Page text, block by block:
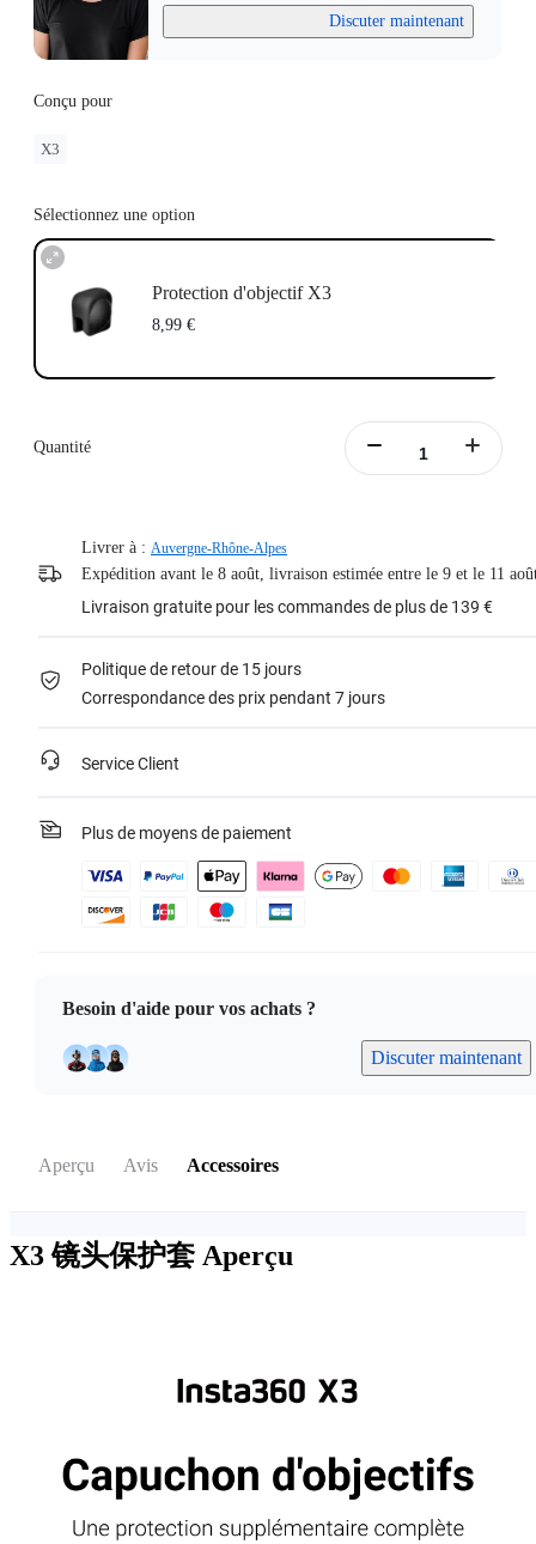
Discuter maintenant
Conçu pour
X3
Sélectionnez une option
Protection d'objectif X3
8,99 €
Quantité
Livrer à : Auvergne-Rhône-Alpes
Expédition avant le 8 août, livraison estimée entre le 9 et le 11
Livraison gratuite pour les commandes de plus de 139 €
Politique de retour de 15 jours
Correspondance des prix pendant 7 jours
Service Client
Plus de moyens de paiement
Besoin d'aide pour vos achats ?
Discuter maintenant
Aperçu Avis Accessoires
X3 镜头保护套 Aperçu